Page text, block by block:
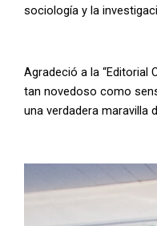
sociología y la
Agradeció a la “Editorial
tan novedoso como
una verdadera maravilla